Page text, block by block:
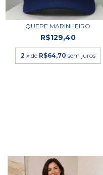
QUEPE MARINHEIRO
R$129,40
2 x de R$64,70 sem juros